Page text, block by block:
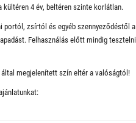
4 év, beltéren szinte korlátlan.
zsírtól és egyéb szennyeződéstől a
Felhasználás előtt mindig tesztelni
megjelenített szín eltér a valóságtól!